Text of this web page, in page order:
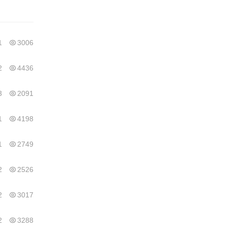
3006
4436
2091
4198
2749
2526
3017
3288